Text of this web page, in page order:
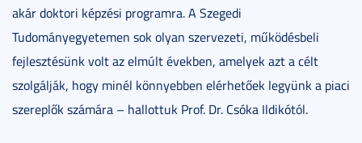
akár doktori képzési programra. A Szegedi
Tudományegyetemen sok olyan szervezeti, működésbeli
fejlesztésünk volt az elmúlt években, amelyek azt a célt
szolgálják, hogy minél könnyebben elérhetőek legyünk a piaci
szereplők számára – hallottuk Prof. Dr. Csóka Ildikótól.